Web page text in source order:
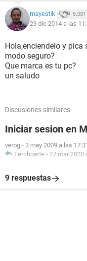
mayestik 5.001
23 dic 2014 a las
Hola,enciendelo y pica
modo seguro?
Que marca es tu pc?
un saludo
Discusiones similares
Iniciar sesion en
verog - 3 may 2009 a las
Ferchoarte - 27 mar 2020
9 respuestas